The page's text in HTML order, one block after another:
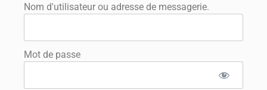
Nom d'utilisateur ou adresse de messagerie.
Mot de passe